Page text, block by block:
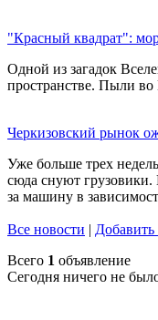
"Красный квадрат":
Одной из загадок
пространстве. Пыли во
Черкизовский рынок
Уже больше трех
сюда снуют грузовики.
за машину в
Все новости | Добавить
Всего 1 объявление
Сегодня ничего не